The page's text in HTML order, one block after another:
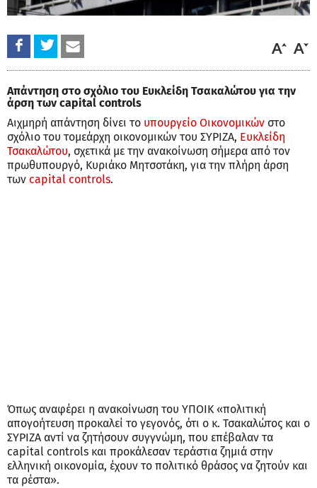
Απάντηση στο σχόλιο του Ευκλείδη Τσακαλώτου για την
άρση των capital controls
Αιχμηρή απάντηση δίνει το υπουργείο Οικονομικών στο
σχόλιο του τομεάρχη οικονομικών του ΣΥΡΙΖΑ, Ευκλείδη
Τσακαλώτου, σχετικά με την ανακοίνωση σήμερα από τον
πρωθυπουργό, Κυριάκο Μητσοτάκη, για την πλήρη άρση
των capital controls.
Όπως αναφέρει η ανακοίνωση του ΥΠΟΙΚ «πολιτική
απογοήτευση προκαλεί το γεγονός, ότι ο κ. Τσακαλώτος και ο
ΣΥΡΙΖΑ αντί να ζητήσουν συγγνώμη, που επέβαλαν τα
capital controls και προκάλεσαν τεράστια ζημιά στην
ελληνική οικονομία, έχουν το πολιτικό θράσος να ζητούν και
τα ρέστα».